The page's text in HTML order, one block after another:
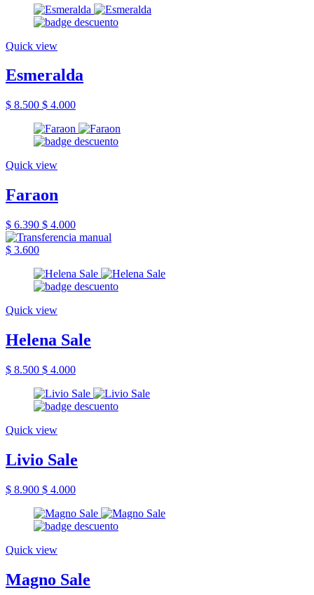
Quick view
Esmeralda
$ 8.500 $ 4.000
Quick view
Faraon
$ 6.390 $ 4.000
$ 3.600
Quick view
Helena Sale
$ 8.500 $ 4.000
Quick view
Livio Sale
$ 8.900 $ 4.000
Quick view
Magno Sale